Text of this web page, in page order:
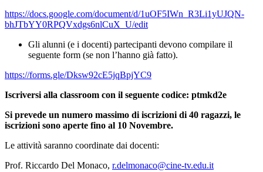
https://docs.google.com/document/d/1uOF5IWn_R3Li1yUJQN-
bhJTbYY0RPQVxdgs6nlCuX_U/edit
Gli alunni (e i docenti) partecipanti devono compilare il
seguente form (se non l’hanno già fatto).
https://forms.gle/Dksw92cE5jqBpjYC9
Iscriversi alla classroom con il seguente codice: ptmkd2e
Si prevede un numero massimo di iscrizioni di 40 ragazzi, le
iscrizioni sono aperte fino al 10 Novembre.
Le attività saranno coordinate dai docenti:
Prof. Riccardo Del Monaco, r.delmonaco@cine-tv.edu.it